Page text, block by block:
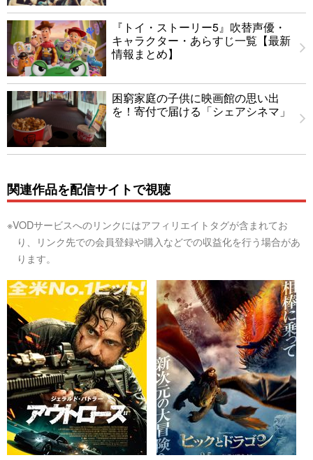
『トイ・ストーリー5』吹替声優・
キャラクター・あらすじ一覧【最新
情報まとめ】
困窮家庭の子供に映画館の思い出
を！寄付で届ける「シェアシネマ」
関連作品を配信サイトで視聴
※VODサービスへのリンクにはアフィリエイトタグが含まれてお
り、リンク先での会員登録や購入などでの収益化を行う場合があ
ります。